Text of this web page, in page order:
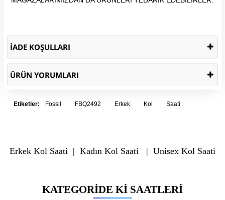
İADE KOŞULLARI
ÜRÜN YORUMLARI
Etiketler: Fossil FBQ2492 Erkek Kol Saati
Erkek Kol Saati | Kadın Kol Saati | Unisex Kol Saati
KATEGORIDE KI SAATLERI